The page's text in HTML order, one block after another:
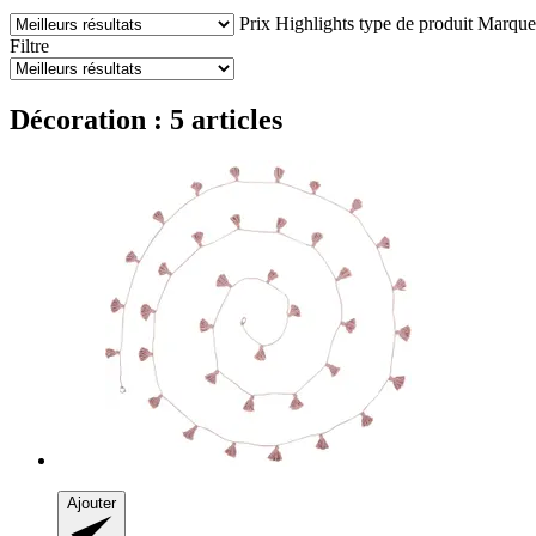
Prix Highlights type de produit
Filtre
Décoration : 5 articles
Ajouter